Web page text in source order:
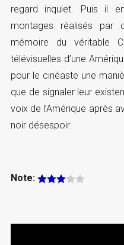
regard inquiet. Puis il
montages réalisés par
mémoire du véritable
télévisuelles d’une
pour le cinéaste une
que de signaler leur
voix de l’Amérique après
noir désespoir.
Note: